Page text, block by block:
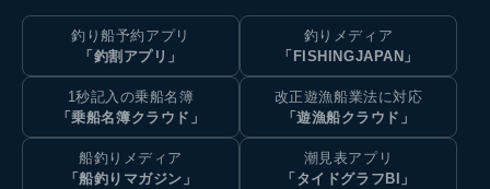
釣り船予約アプリ
「釣割アプリ」
釣りメディア
「FISHINGJAPAN」
1秒記入の乗船名簿
「乗船名簿クラウド」
改正遊漁船業法に対応
「遊漁船クラウド」
船釣りメディア
「船釣りマガジン」
潮見表アプリ
「タイドグラフBI」